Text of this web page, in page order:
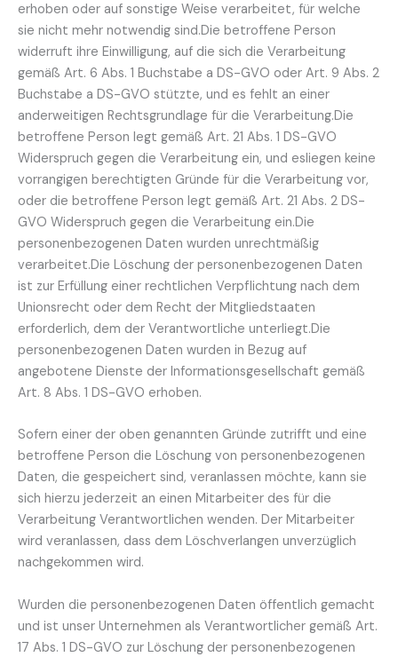
erhoben oder auf sonstige Weise verarbeitet, für welche
sie nicht mehr notwendig sind.Die betroffene Person
widerruft ihre Einwilligung, auf die sich die Verarbeitung
gemäß Art. 6 Abs. 1 Buchstabe a DS-GVO oder Art. 9 Abs. 2
Buchstabe a DS-GVO stützte, und es fehlt an einer
anderweitigen Rechtsgrundlage für die Verarbeitung.Die
betroffene Person legt gemäß Art. 21 Abs. 1 DS-GVO
Widerspruch gegen die Verarbeitung ein, und esliegen keine
vorrangigen berechtigten Gründe für die Verarbeitung vor,
oder die betroffene Person legt gemäß Art. 21 Abs. 2 DS-
GVO Widerspruch gegen die Verarbeitung ein.Die
personenbezogenen Daten wurden unrechtmäßig
verarbeitet.Die Löschung der personenbezogenen Daten
ist zur Erfüllung einer rechtlichen Verpflichtung nach dem
Unionsrecht oder dem Recht der Mitgliedstaaten
erforderlich, dem der Verantwortliche unterliegt.Die
personenbezogenen Daten wurden in Bezug auf
angebotene Dienste der Informationsgesellschaft gemäß
Art. 8 Abs. 1 DS-GVO erhoben.
Sofern einer der oben genannten Gründe zutrifft und eine
betroffene Person die Löschung von personenbezogenen
Daten, die gespeichert sind, veranlassen möchte, kann sie
sich hierzu jederzeit an einen Mitarbeiter des für die
Verarbeitung Verantwortlichen wenden. Der Mitarbeiter
wird veranlassen, dass dem Löschverlangen unverzüglich
nachgekommen wird.
Wurden die personenbezogenen Daten öffentlich gemacht
und ist unser Unternehmen als Verantwortlicher gemäß Art.
17 Abs. 1 DS-GVO zur Löschung der personenbezogenen